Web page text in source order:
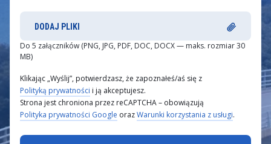
DODAJ PLIKI
Do 5 załączników (PNG, JPG, PDF, DOC, DOCX — maks. rozmiar 30
MB)
Klikając „Wyślij”, potwierdzasz, że zapoznałeś/aś się z
Polityką prywatności i ją akceptujesz.
Strona jest chroniona przez reCAPTCHA – obowiązują
Polityka prywatności Google orazWarunki korzystania z usługi.